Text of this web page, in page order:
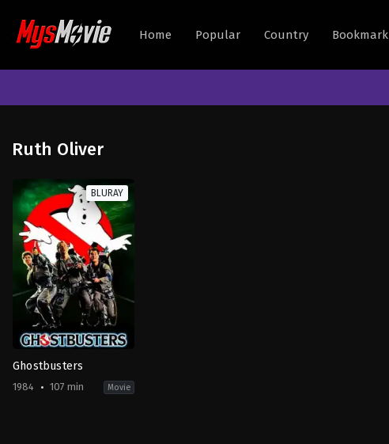
Home Popular Country Bookmark
Ruth Oliver
BLURAY
Ghostbusters
1984 107 min Movie